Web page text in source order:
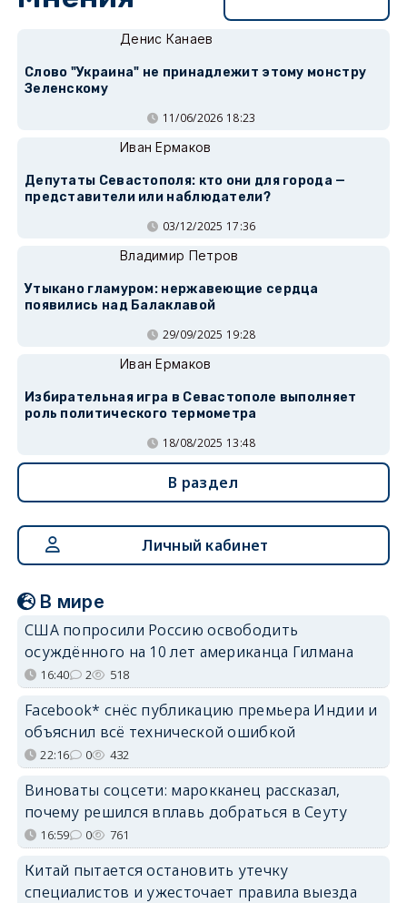
Денис Канаев
Слово "Украина" не принадлежит этому монстру
Зеленскому
11/06/2026 18:23
Иван Ермаков
Депутаты Севастополя: кто они для города —
представители или наблюдатели?
03/12/2025 17:36
Владимир Петров
Утыкано гламуром: нержавеющие сердца
появились над Балаклавой
29/09/2025 19:28
Иван Ермаков
Избирательная игра в Севастополе выполняет
роль политического термометра
18/08/2025 13:48
В раздел
Личный кабинет
В мире
США попросили Россию освободить
осуждённого на 10 лет американца Гилмана
16:40 2 518
Facebook* снёс публикацию премьера Индии и
объяснил всё технической ошибкой
22:16 0 432
Виноваты соцсети: марокканец рассказал,
почему решился вплавь добраться в Сеуту
16:59 0 761
Китай пытается остановить утечку
специалистов и ужесточает правила выезда